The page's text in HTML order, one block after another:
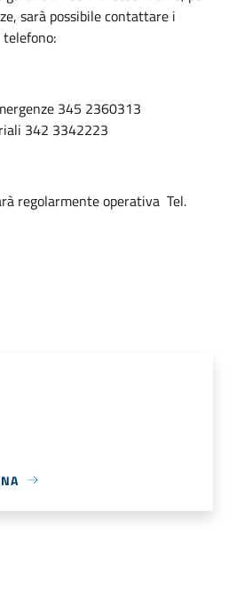
sarà possibile contattare i
345 2360313
342 3342223
regolarmente operativa Tel.